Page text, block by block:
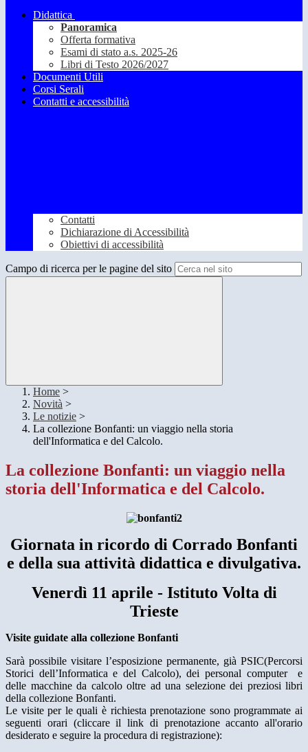
Didattica
Panoramica
Offerta formativa
Esami di stato a.s. 2025-26
Libri di Testo 2026/2027
Documenti Utili
Corsi Serali
Contatti e accessibilità
Contatti
Dichiarazione di Accessibilità
Obiettivi di accessibilità
Campo di ricerca per le pagine del sito
Home >
Novità >
Le notizie >
La collezione Bonfanti: un viaggio nella storia
dell'Informatica e del Calcolo.
La collezione Bonfanti: un viaggio nella
storia dell'Informatica e del Calcolo.
Giornata in ricordo di Corrado Bonfanti
e della sua attività didattica e divulgativa.
Venerdì 11 aprile - Istituto Volta di
Trieste
Visite guidate alla collezione Bonfanti
Sarà possibile visitare l’esposizione permanente, già PSIC(Percorsi
Storici dell’Informatica e del Calcolo), dei personal computer e
delle macchine da calcolo oltre ad una selezione dei preziosi libri
della collezione Bonfanti.
Le visite per le quali è richiesta prenotazione sono programmate ai
seguenti orari (cliccare il link di prenotazione accanto all'orario
desiderato e seguire la procedura di registrazione):